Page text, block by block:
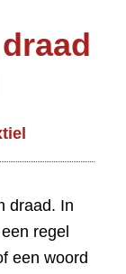
draad. In
regel
een woord